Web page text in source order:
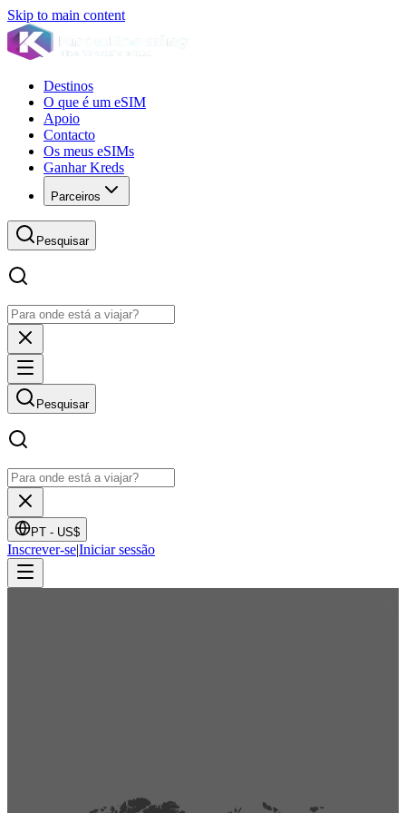
Skip to main content
Destinos
O que é um eSIM
Apoio
Contacto
Os meus eSIMs
Ganhar Kreds
Parceiros
Pesquisar
Pesquisar
PT - US$
Inscrever-se|Iniciar sessão